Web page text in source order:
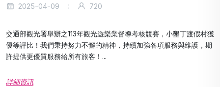
2025-04-09 720
交通部觀光署舉辦之113年觀光遊樂業督導考核競賽，小墾丁渡假村獲
優等評比！我們秉持努力不懈的精神，持續加強各項服務與維護，期
許提供更優質服務給所有旅客！...
詳細資訊